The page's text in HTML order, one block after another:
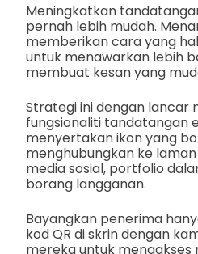
Meningkatkan
pernah lebih mudah.
memberikan cara yang
untuk menawarkan lebih
membuat kesan yang
Strategi ini dengan lancar
fungsionaliti tandatangan
menyertakan ikon yang
menghubungkan ke
media sosial, portfolio
borang langganan.
Bayangkan penerima
kod QR di skrin dengan
mereka untuk mengakses